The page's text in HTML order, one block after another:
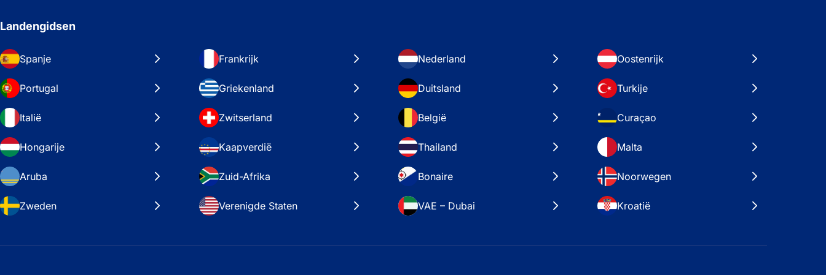
Landengidsen
Spanje Frankrijk Nederland Oostenrijk
Portugal Griekenland Duitsland Turkije
Italië Zwitserland België Curaçao
Hongarije Kaapverdië Thailand Malta
Aruba Zuid-Afrika Bonaire Noorwegen
Zweden Verenigde Staten VAE – Dubai Kroatië